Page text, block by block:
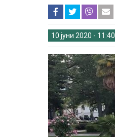
10 јуни 2020 - 11:40